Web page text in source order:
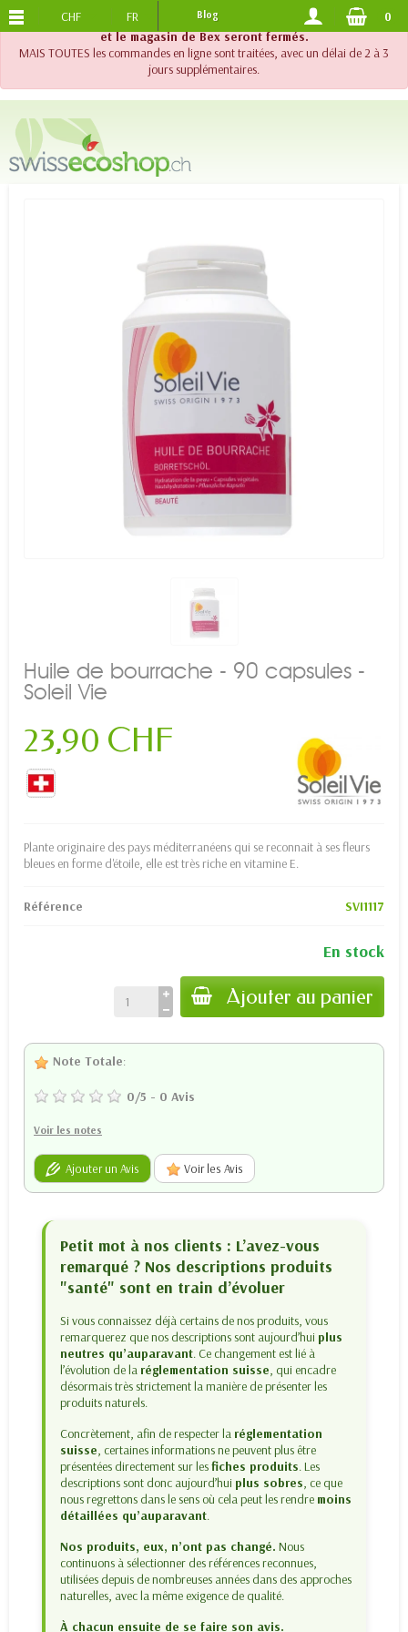
!! Important !! Jusqu'au 20 août 2026, le support téléphonique
et le magasin de Bex seront fermés.
MAIS TOUTES les commandes en ligne sont traitées, avec un délai de 2 à 3
jours supplémentaires.
PORTS OFFERTS DES 120.-
CHF FR Blog 0
Huile de bourrache - 90 capsules -
Soleil Vie
23,90 CHF
Plante originaire des pays méditerranéens qui se reconnait à ses fleurs
bleues en forme d'étoile, elle est très riche en vitamine E.
Référence SVI1117
En stock
Ajouter au panier
Note Totale:
0/5 - 0 Avis
Voir les notes
Ajouter un Avis Voir les Avis
Petit mot à nos clients : L’avez-vous
remarqué ? Nos descriptions produits
"santé" sont en train d’évoluer
Si vous connaissez déjà certains de nos produits, vous
remarquerez que nos descriptions sont aujourd’hui plus
neutres qu’auparavant. Ce changement est lié à
l’évolution de la réglementation suisse, qui encadre
désormais très strictement la manière de présenter les
produits naturels.
Concrètement, afin de respecter la réglementation
suisse, certaines informations ne peuvent plus être
présentées directement sur lesfiches produits. Les
descriptions sont donc aujourd’hui plus sobres, ce que
nous regrettons dans le sens où cela peut les rendre moins
détaillées qu’auparavant.
Nos produits, eux, n’ont pas changé. Nous
continuons à sélectionner des références reconnues,
utilisées depuis de nombreuses années dans des approches
naturelles, avec la même exigence de qualité.
À chacun ensuite de se faire son avis.